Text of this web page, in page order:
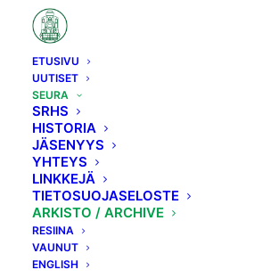
ETUSIVU
UUTISET
SEURA
SRHS
HISTORIA
JÄSENYYS
YHTEYS
LINKKEJÄ
TIETOSUOJASELOSTE
ARKISTO / ARCHIVE
RESIINA
VAUNUT
ENGLISH
Arkisto /